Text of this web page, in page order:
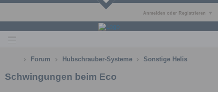
Anmelden oder Registrieren
Forum Hubschrauber-Systeme Sonstige Helis
Schwingungen beim Eco